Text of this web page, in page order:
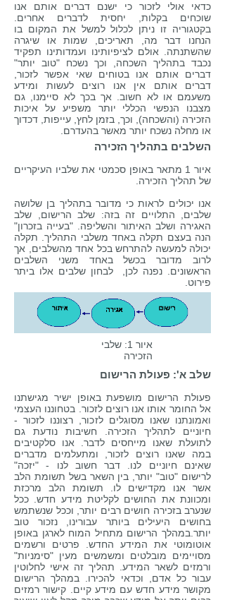
כדאי אולי לזכור כי ישנם דברים אותם אנו
שוכחים בקלות, יחסית לדברים אחרים.
בקטגוריה זו ניתן לכלול למשל את המקום בו
הנחנו דבר מה, תאריכים, שמות או שיגרה
שהשתנתה. אולם לציפיותינו ועמדותינו תפקיד
נכבד בתהליך השכחה, וכך נשכח "טוב יותר"
דברים אותם אנו בטוחים שאי אפשר לזכור,
דברים אותם אין אנו רוצים לעשות ומידע
משעמם או לא חשוב. אך בכך לא סיימנו, גם
מצבנו הנפשי הכללי יותר משפיע על איכות
הזכירה (והשכחה), וכך, בזמן לחץ, עייפות, דכדוך
או מחלה נשכח יותר מאשר בהעדרם.
השלבים בתהליך הזכירה
איור 1 מתאר באופן סכמטי את שלביו העיקריים
של תהליך הזכירה.
אנו יכולים לראות כי מדובר בתהליך בן שלושה
שלבים, התלויים זה בזה: שלב הרישום, שלב
האגירה ושלב האיתור והשליפה. "בעייה בזכרון"
הנה בעצם תקלה באחד משלבי התהליך. תקלה
יכולה למעשה להתרחש בכל אחד מהשלבים, אך
לרוב מדובר בכשל באחד משני השלבים
הראשונים. נפנה לכן, לבחון שלבים אלו ביתר
פירוט.
איור 1: שלבי
הזכירה
שלב א': פעולת הרישום
פעולת הרישום מושפעת באופן ישיר מגישתנו
אל החומר אותו אנו רוצים לזכור. בטחוננו העצמי
ואמונתנו שאנו מסוגלים לזכור, רצוננו לזכור -
חיוניים לתהליך הזכירה. חשיבות נודעת גם
לתועלת שאנו מייחסים לדבר. אנו סלקטיבים
במה שאנו רוצים לזכור, ומתעלמים מדברים
שאינם חיוניים לנו. דבר חשוב לנו - "יזכה"
לרישום "טוב" יותר, בין השאר בשל תשומת הלב
אשר אנו מקדישים לו. תשומת הלב מרכזת
ומכוונת את החושים לקליטת מידע חדש. ככל
שנערב בזכירה חושים רבים יותר, וככל שנשתמש
בחושים היעילים ביותר עבורינו, נזכור טוב
יותר.במהלך הרישום מתחיל המוח לארגן באופן
אוטומוטי את המידע החדש. פרטים ורשמים
מסויימים מובלטים ומשמשים מעין "סימניות"
ורמזים לשאר המידע. תהליך זה אישי לחלוטין
עבור כל אדם, וכדאי להכירו. במהלך הרישום
מקושר מידע חדש עם מידע קיים. קישור רמזים